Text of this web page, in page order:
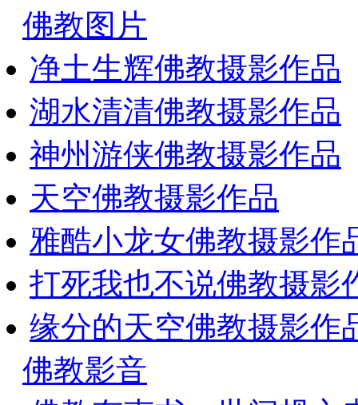
佛教图片
净土生辉佛教摄影作品
湖水清清佛教摄影作品
神州游侠佛教摄影作品
天空佛教摄影作品
雅酷小龙女佛教摄影作
打死我也不说佛教摄影
缘分的天空佛教摄影作
佛教影音